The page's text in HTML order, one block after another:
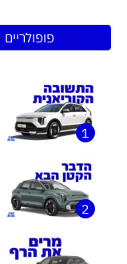
פופולריים
1
2